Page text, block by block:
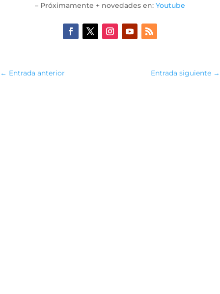
– Próximamente + novedades en: Youtube
← Entrada anterior Entrada siguiente →